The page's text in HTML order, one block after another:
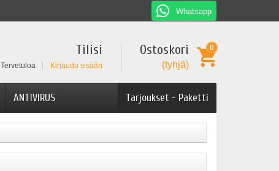
Whatsapp
Ostoskori
(tyhjä)
0
Tilisi
Tervetuloa Kirjaudu sisään
Tarjoukset - Paketti
ANTIVIRUS